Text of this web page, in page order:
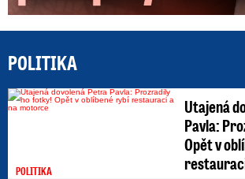
POLITIKA
POLITIKA
Utajená
Pavla:
Opět v